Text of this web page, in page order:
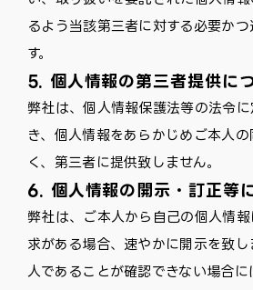
るよう当該第三者に対する必要か
す。
5. 個人情報の第三者提供に
弊社は、個人情報保護法等の法令
き、個人情報をあらかじめご本人
く、第三者に提供致しません。
6. 個人情報の開示・訂正等
弊社は、ご本人から自己の個人情
求がある場合、速やかに開示を致し
人であることが確認できない場合